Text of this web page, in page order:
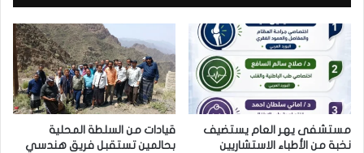
مستشفى يهر العام يستضيف
نخبة من الأطباء الاستشاريين
قيادات من السلطة المحلية
بحالمين تستقبل فريق هندسي